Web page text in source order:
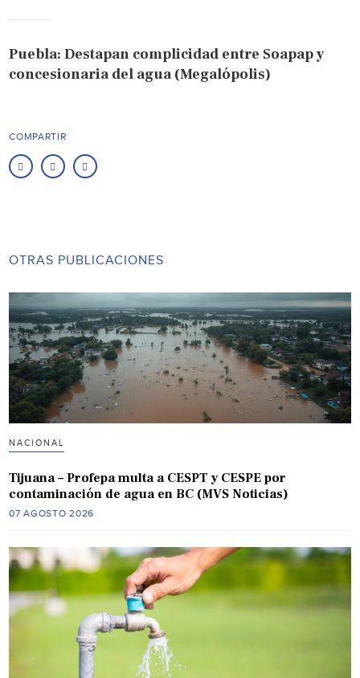
Puebla: Destapan complicidad entre Soapap y
concesionaria del agua (Megalópolis)
COMPARTIR
OTRAS PUBLICACIONES
NACIONAL
Tijuana – Profepa multa a CESPT y CESPE por
contaminación de agua en BC (MVS Noticias)
07 AGOSTO 2026